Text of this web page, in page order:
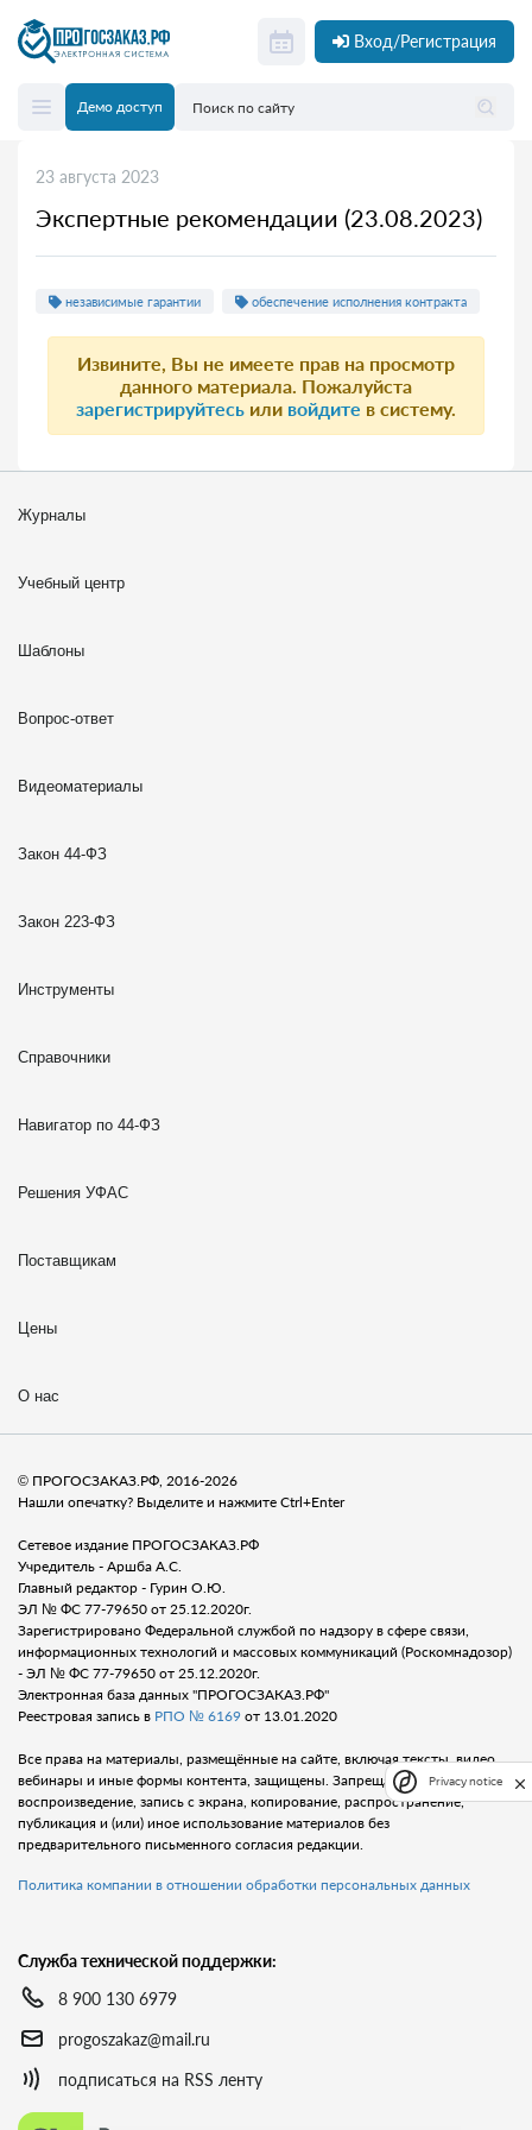
Вход/Регистрация
Демо доступ
23 августа 2023
Экспертные рекомендации (23.08.2023)
независимые гарантии обеспечение исполнения контракта
Извините, Вы не имеете прав на просмотр
данного материала. Пожалуйста
зарегистрируйтесь или войдите в систему.
Журналы
Учебный центр
Шаблоны
Вопрос-ответ
Видеоматериалы
Закон 44-ФЗ
Закон 223-ФЗ
Инструменты
Справочники
Навигатор по 44-ФЗ
Решения УФАС
Поставщикам
Цены
О нас
© ПРОГОСЗАКАЗ.РФ, 2016-2026
Нашли опечатку? Выделите и нажмите Ctrl+Enter
Сетевое издание ПРОГОСЗАКАЗ.РФ
Учредитель - Аршба А.С.
Главный редактор - Гурин О.Ю.
ЭЛ № ФС 77-79650 от 25.12.2020г.
Зарегистрировано Федеральной службой по надзору в сфере связи,
информационных технологий и массовых коммуникаций (Роскомнадозор)
- ЭЛ № ФС 77-79650 от 25.12.2020г.
Электронная база данных "ПРОГОСЗАКАЗ.РФ"
Реестровая запись в РПО № 6169 от 13.01.2020
Все права на материалы, размещённые на сайте, включая тексты, видео,
вебинары и иные формы контента, защищены. Запрещается любое
воспроизведение, запись с экрана, копирование, распространение,
публикация и (или) иное использование материалов без
предварительного письменного согласия редакции.
Политика компании в отношении обработки персональных данных
Служба технической поддержки:
8 900 130 6979
progoszakaz@mail.ru
подписаться на RSS ленту
Privacy notice